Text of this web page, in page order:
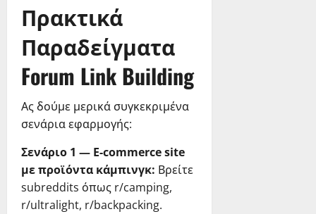
Πρακτικά
Παραδείγματα
Forum Link Building
Ας δούμε μερικά συγκεκριμένα
σενάρια εφαρμογής:
Σενάριο 1 — E-commerce site
με προϊόντα κάμπινγκ: Βρείτε
subreddits όπως r/camping,
r/ultralight, r/backpacking.